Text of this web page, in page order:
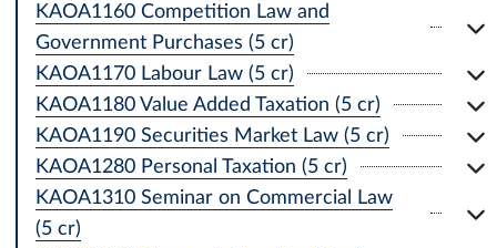
KAOA1160 Competition Law and
Government Purchases (5 cr)
KAOA1170 Labour Law (5 cr)
KAOA1180 Value Added Taxation (5 cr)
KAOA1190 Securities Market Law (5 cr)
KAOA1280 Personal Taxation (5 cr)
KAOA1310 Seminar on Commercial Law
(5 cr)